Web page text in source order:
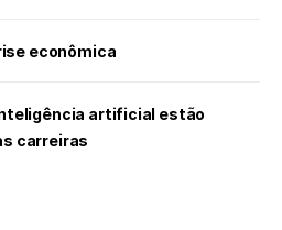
econômica
artificial estão
carreiras